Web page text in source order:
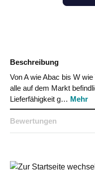
Beschreibung
Von A wie Abac bis W
alle auf dem Markt
Lieferfähigkeit g… Mehr
Bewertungen